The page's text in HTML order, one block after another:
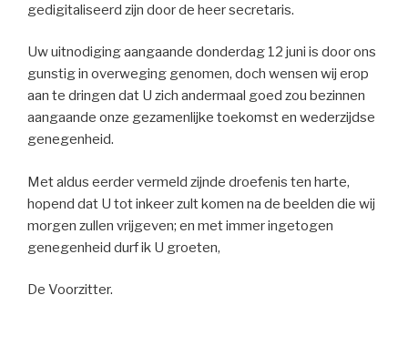
gedigitaliseerd zijn door de heer secretaris.
Uw uitnodiging aangaande donderdag 12 juni is door ons
gunstig in overweging genomen, doch wensen wij erop
aan te dringen dat U zich andermaal goed zou bezinnen
aangaande onze gezamenlijke toekomst en wederzijdse
genegenheid.
Met aldus eerder vermeld zijnde droefenis ten harte,
hopend dat U tot inkeer zult komen na de beelden die wij
morgen zullen vrijgeven; en met immer ingetogen
genegenheid durf ik U groeten,
De Voorzitter.